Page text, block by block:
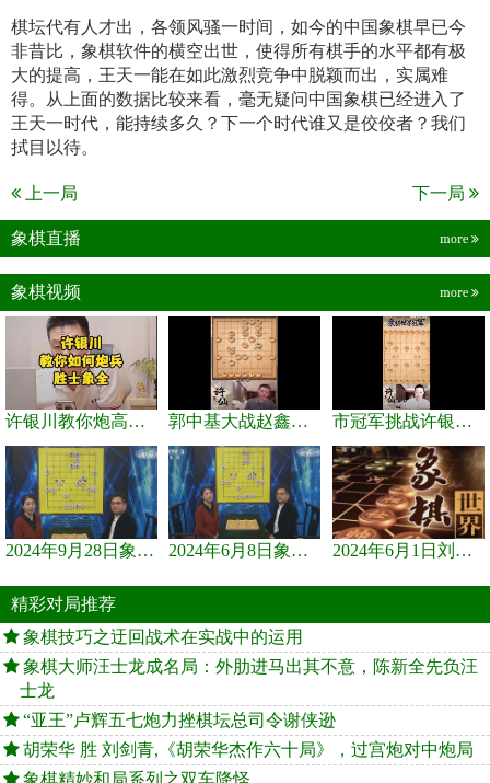
棋坛代有人才出，各领风骚一时间，如今的中国象棋早已今
非昔比，象棋软件的横空出世，使得所有棋手的水平都有极
大的提高，王天一能在如此激烈竞争中脱颖而出，实属难
得。从上面的数据比较来看，毫无疑问中国象棋已经进入了
王天一时代，能持续多久？下一个时代谁又是佼佼者？我们
拭目以待。
上一局 下一局
象棋直播 more
象棋视频 more
许银川教你炮高兵士象全如何赢士象全，简单四步即可 郭中基大战赵鑫鑫，许银川激情讲解 市冠军挑战许银川，急进中兵变化真激烈！
2024年9月28日象棋世界栏目，刘君、蒋川讲解了第九届杨官璘杯象棋... 2024年6月8日象棋世界，刘君、蒋川讲解了第九届杨官璘杯全国象棋... 2024年6月1日刘君、蒋川讲解第三届上海杯象棋大师赛谢靖与李少庚...
精彩对局推荐
象棋技巧之迂回战术在实战中的运用
象棋大师汪士龙成名局：外肋进马出其不意，陈新全先负汪
士龙
“亚王”卢辉五七炮力挫棋坛总司令谢侠逊
胡荣华 胜 刘剑青,《胡荣华杰作六十局》，过宫炮对中炮局
象棋精妙和局系列之双车降怪